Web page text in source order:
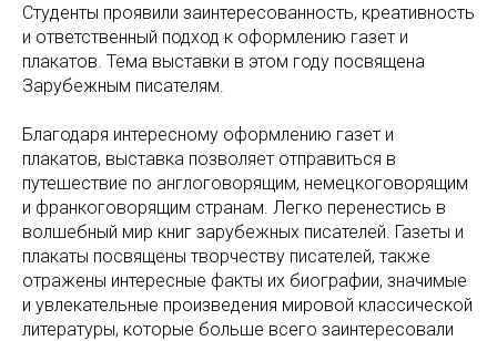
Студенты проявили заинтересованность, креативность
и ответственный подход к оформлению газет и
плакатов. Тема выставки в этом году посвящена
Зарубежным писателям.
Благодаря интересному оформлению газет и
плакатов, выставка позволяет отправиться в
путешествие по англоговорящим, немецкоговорящим
и франкоговорящим странам. Легко перенестись в
волшебный мир книг зарубежных писателей. Газеты и
плакаты посвящены творчеству писателей, также
отражены интересные факты их биографии, значимые
и увлекательные произведения мировой классической
литературы, которые больше всего заинтересовали